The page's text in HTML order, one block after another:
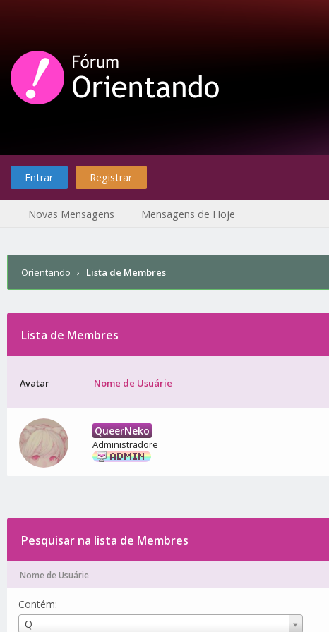
Entrar Registrar
Novas Mensagens Mensagens de Hoje
Orientando › Lista de Membres
Lista de Membres
Avatar Nome de Usuárie
QueerNeko
Administradore
Pesquisar na lista de Membres
Nome de Usuárie
Contém:
Q
Nome